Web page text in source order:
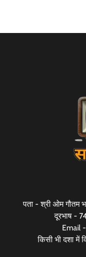
पता - श्री ओम गौतम
दूरभाष -
Email -
किसी भी दशा में